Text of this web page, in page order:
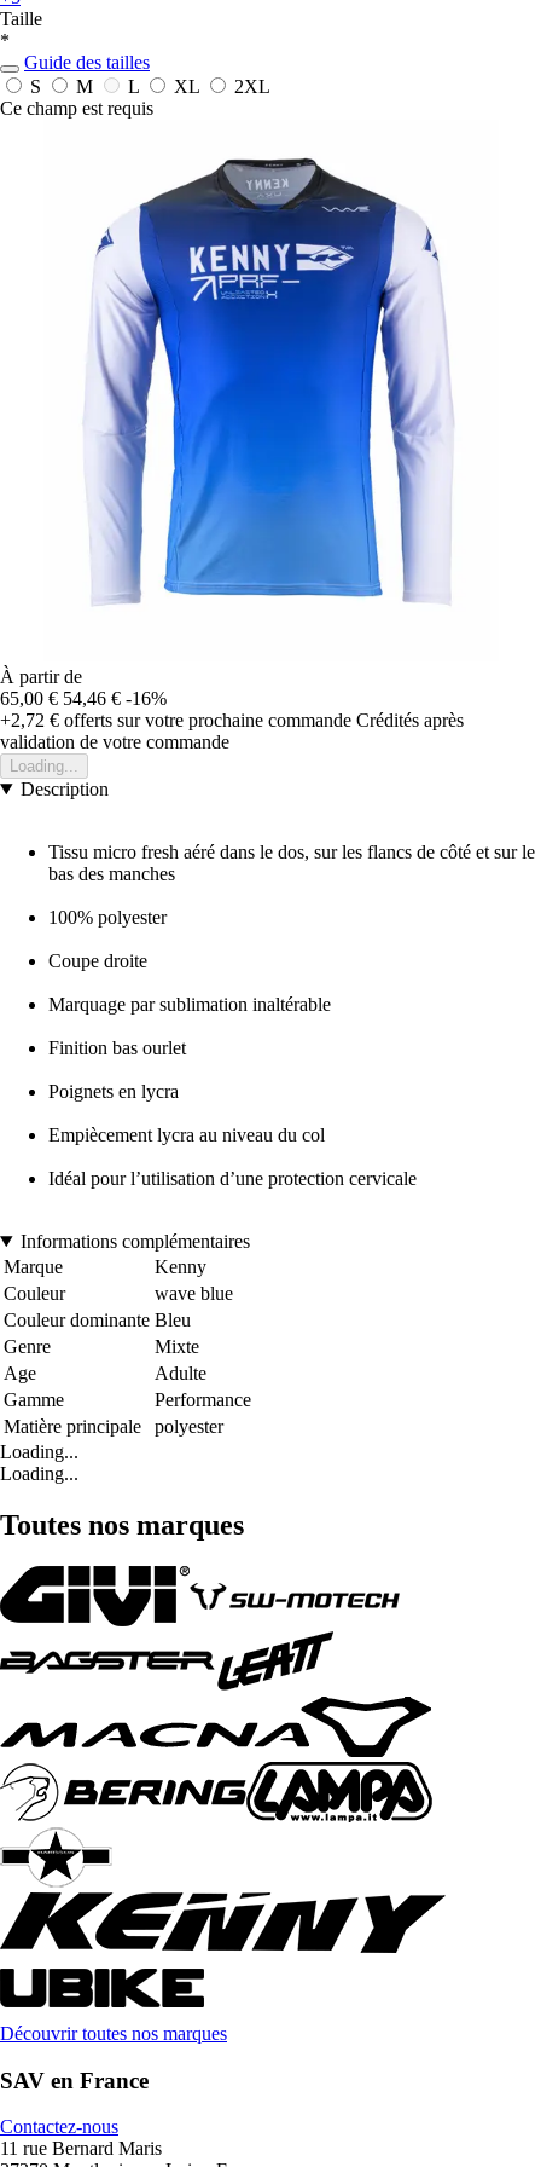
Taille
*
Guide des tailles
S
M L XL
2XL
Ce champ est requis
À partir de
65,00 € 54,46 € -16%
+2,72 € offerts sur votre prochaine commande Crédités après
validation de votre commande
Loading...
Description
Tissu micro fresh aéré dans le dos, sur les flancs de côté et sur le
bas des manches
100% polyester
Coupe droite
Marquage par sublimation inaltérable
Finition bas ourlet
Poignets en lycra
Empiècement lycra au niveau du col
Idéal pour l’utilisation d’une protection cervicale
Informations complémentaires
Marque
Kenny
Couleur
wave blue
Couleur dominante Bleu
Genre
Mixte
Age
Adulte
Gamme
Performance
Matière principale
polyester
Loading...
Loading...
Toutes nos marques
Découvrir toutes nos marques
SAV en France
Contactez-nous
11 rue Bernard Maris